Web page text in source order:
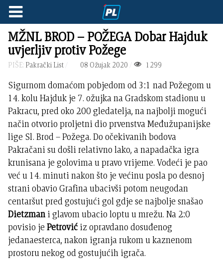
MŽNL BROD – POŽEGA Dobar Hajduk
uvjerljiv protiv Požege
PIŠE: Pakrački List 08 Ožujak 2020 1299
Sigurnom domaćom pobjedom od 3:1 nad Požegom u
14. kolu Hajduk je 7. ožujka na Gradskom stadionu u
Pakracu, pred oko 200 gledatelja, na najbolji mogući
način otvorio proljetni dio prvenstva Međužupanijske
lige Sl. Brod – Požega. Do očekivanih bodova
Pakračani su došli relativno lako, a napadačka igra
krunisana je golovima u pravo vrijeme. Vodeći je pao
već u 14. minuti nakon što je većinu posla po desnoj
strani obavio Grafina ubacivši potom neugodan
centaršut pred gostujući gol gdje se najbolje snašao
Dietzman i glavom ubacio loptu u mrežu. Na 2:0
povisio jePetrović iz opravdano dosuđenog
jedanaesterca, nakon igranja rukom u kaznenom
prostoru nekog od gostujućih igrača.